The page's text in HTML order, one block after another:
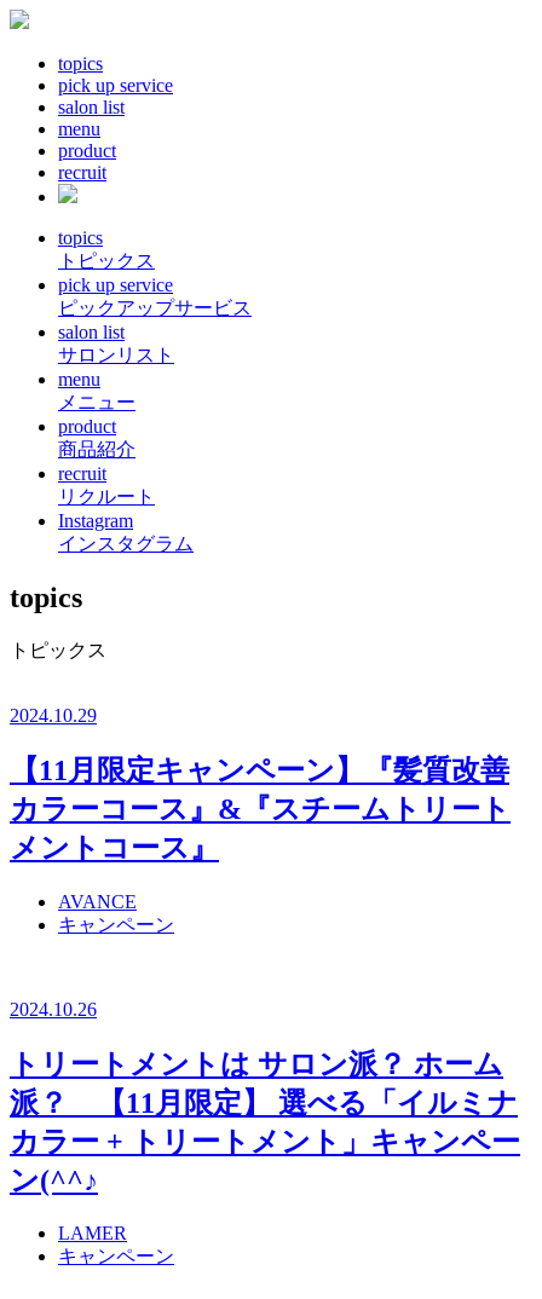
topics
pick up service
salon list
menu
product
recruit
topics
トピックス
pick up service
ピックアップサービス
salon list
サロンリスト
menu
メニュー
product
商品紹介
recruit
リクルート
Instagram
インスタグラム
topics
トピックス
2024.10.29
【11月限定キャンペーン】『髪質改善
カラーコース』&『スチームトリート
メントコース』
AVANCE
キャンペーン
2024.10.26
トリートメントは サロン派？ ホーム
派？ 【11月限定】 選べる「イルミナ
カラー + トリートメント」キャンペー
ン(^^♪
LAMER
キャンペーン